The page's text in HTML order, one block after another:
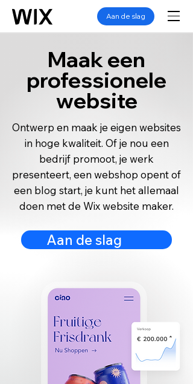
Aan de slag
Maak een
professionele
website
Ontwerp en maak je eigen websites
in hoge kwaliteit. Of je nou een
bedrijf promoot, je werk
presenteert, een webshop opent of
een blog start, je kunt het allemaal
doen met de Wix website maker.
Aan de slag